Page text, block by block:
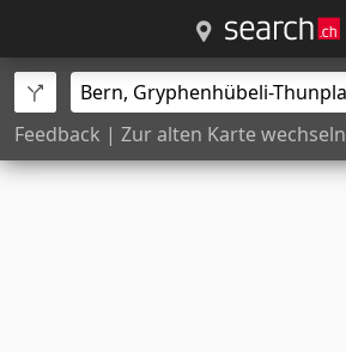
Feedback | Zur alten Karte wechseln